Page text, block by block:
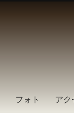
フォト アク